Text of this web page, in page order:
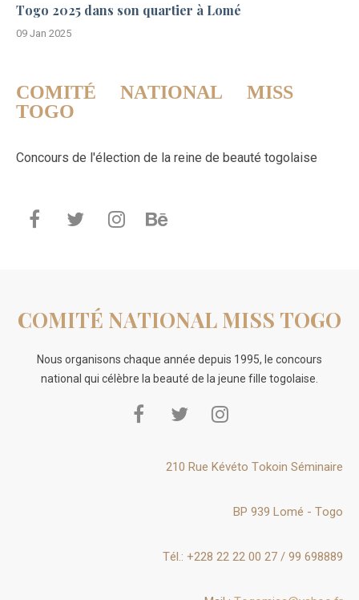
Togo 2025 dans son quartier à Lomé
09 Jan 2025
COMITÉ NATIONAL MISS
TOGO
Concours de l'élection de la reine de beauté togolaise
COMITÉ NATIONAL MISS TOGO
Nous organisons chaque année depuis 1995, le concours
national qui célèbre la beauté de la jeune fille togolaise.
210 Rue Kévéto Tokoin Séminaire
BP 939 Lomé - Togo
Tél.: +228 22 22 00 27 / 99 698889